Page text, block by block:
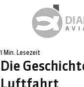
Die
1 Min. Lesezeit